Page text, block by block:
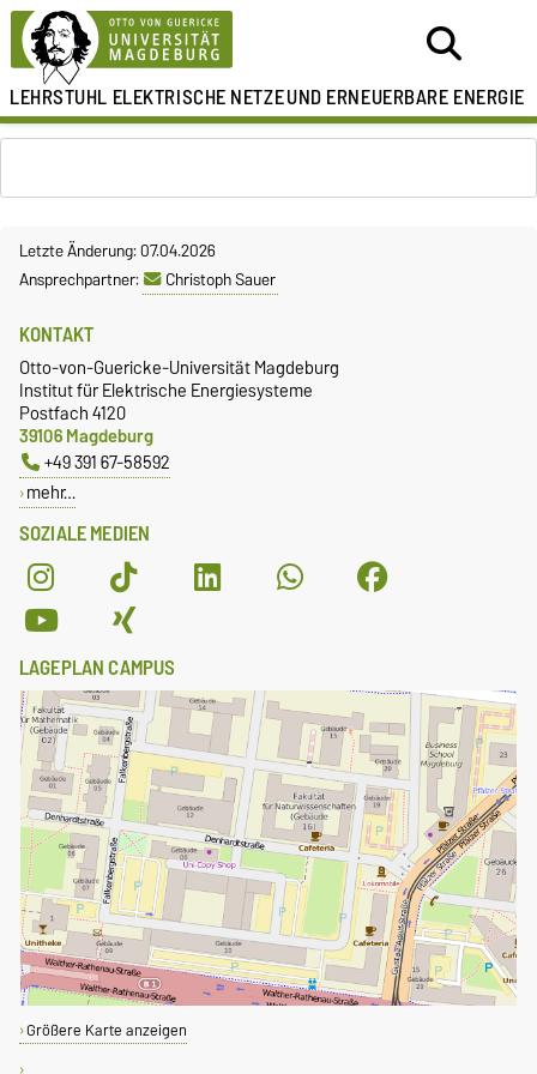
LEHRSTUHL ELEKTRISCHE NETZEUND ERNEUERBARE ENERGIE
Letzte Änderung: 07.04.2026
Ansprechpartner:
Christoph Sauer
SOZIALE MEDIEN
KONTAKT
Otto-von-Guericke-Universität Magdeburg
Institut für Elektrische Energiesysteme
Postfach 4120
39106 Magdeburg
+49 391 67-58592
mehr…
LAGEPLAN CAMPUS
Größere Karte anzeigen